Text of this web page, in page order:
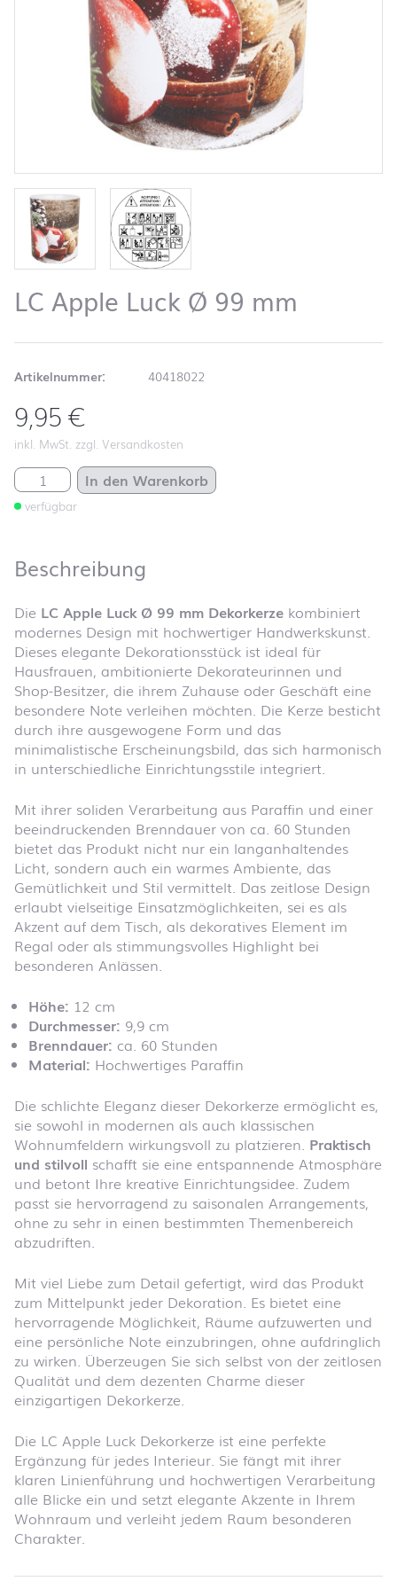
LC Apple Luck Ø 99 mm
Artikelnummer: 40418022
9,95€
inkl. MwSt. zzgl. Versandkosten
LC Apple Luck Ø 99 mm Menge
verfügbar
In den Warenkorb
Beschreibung
Die LC Apple Luck Ø 99 mm Dekorkerze kombiniert
modernes Design mit hochwertiger Handwerkskunst.
Dieses elegante Dekorationsstück ist ideal für
Hausfrauen, ambitionierte Dekorateurinnen und
Shop-Besitzer, die ihrem Zuhause oder Geschäft eine
besondere Note verleihen möchten. Die Kerze besticht
durch ihre ausgewogene Form und das
minimalistische Erscheinungsbild, das sich harmonisch
in unterschiedliche Einrichtungsstile integriert.
Mit ihrer soliden Verarbeitung aus Paraffin und einer
beeindruckenden Brenndauer von ca. 60 Stunden
bietet das Produkt nicht nur ein langanhaltendes
Licht, sondern auch ein warmes Ambiente, das
Gemütlichkeit und Stil vermittelt. Das zeitlose Design
erlaubt vielseitige Einsatzmöglichkeiten, sei es als
Akzent auf dem Tisch, als dekoratives Element im
Regal oder als stimmungsvolles Highlight bei
besonderen Anlässen.
Höhe: 12 cm
Durchmesser: 9,9 cm
Brenndauer: ca. 60 Stunden
Material: Hochwertiges Paraffin
Die schlichte Eleganz dieser Dekorkerze ermöglicht es,
sie sowohl in modernen als auch klassischen
Wohnumfeldern wirkungsvoll zu platzieren. Praktisch
und stilvoll schafft sie eine entspannende Atmosphäre
und betont Ihre kreative Einrichtungsidee. Zudem
passt sie hervorragend zu saisonalen Arrangements,
ohne zu sehr in einen bestimmten Themenbereich
abzudriften.
Mit viel Liebe zum Detail gefertigt, wird das Produkt
zum Mittelpunkt jeder Dekoration. Es bietet eine
hervorragende Möglichkeit, Räume aufzuwerten und
eine persönliche Note einzubringen, ohne aufdringlich
zu wirken. Überzeugen Sie sich selbst von der zeitlosen
Qualität und dem dezenten Charme dieser
einzigartigen Dekorkerze.
Die LC Apple Luck Dekorkerze ist eine perfekte
Ergänzung für jedes Interieur. Sie fängt mit ihrer
klaren Linienführung und hochwertigen Verarbeitung
alle Blicke ein und setzt elegante Akzente in Ihrem
Wohnraum und verleiht jedem Raum besonderen
Charakter.